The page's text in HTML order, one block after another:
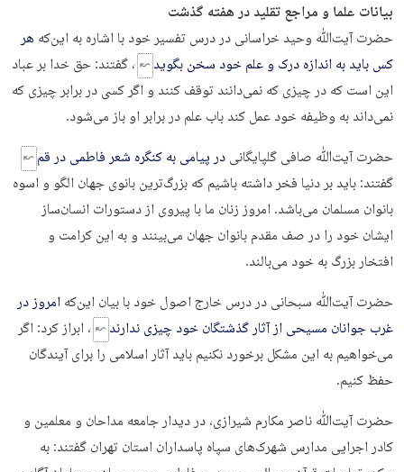
بیانات علما و مراجع تقلید در هفته گذشت
حضرت آیت‌ﷲ وحید خراسانی در درس تفسیر خود با اشاره به این‌که هر
کس باید به اندازه درک و علم خود سخن بگوید
، گفتند: حق خدا بر عباد
این است که در چیزی که نمی‌دانند توقف کنند و اگر کسی در برابر چیزی که
نمی‌داند به وظیفه خود عمل کند باب علم در برابر او باز می‌شود.
حضرت آیت‌ﷲ صافی گلپایگانیدر پیامی به کنگره شعر فاطمی در قم
گفتند: بايد بر دنيا فخر داشته باشيم كه بزرگ‌ترين بانوی جهان الگو و اسوه‌
بانوان مسلمان می‌باشد. امروز زنان ما با پيروی از دستورات انسان‌ساز
ايشان خود را در صف مقدم بانوان جهان می‌بينند و به اين كرامت و
افتخار بزرگ به خود می‌بالند.
حضرت آیت‌ﷲ سبحانی در درس خارج اصول خود با بیان این‌کهامروز در
غرب جوانان مسیحی از آثار گذشتگان خود چیزی ندارند
، ابراز کرد: اگر
می‌خواهیم به این مشکل برخورد نکنیم باید آثار اسلامی را برای آیندگان
حفظ کنیم.
حضرت آیت‌ﷲ ناصر مکارم شیرازی، در دیدار جامعه مداحان و معلمین و
کادر اجرایی مدارس شهرک‌های سپاه پاسداران استان تهران گفتند: به